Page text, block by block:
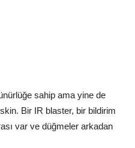
sahip ama yine de
Bir IR blaster, bir bildirim
var ve düğmeler arkadan